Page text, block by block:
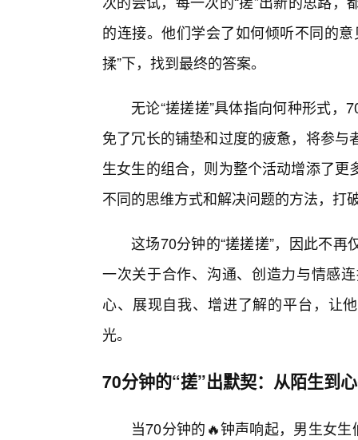
的连接。他们学会了如何倾听不同的
揉”下，找到最终的答案。
无论“搓搓搓”具体指向何种形式
免了冗长的铺垫和过度的疲惫，将参
生女生的组合，则为整个活动增添了
不同的思维方式和解决问题的方法，打
这场70分钟的“搓搓搓”，因此不
一次关于合作、沟通、创造力与情感
心、展现自我、增进了解的平台，让
光。
70分钟的“搓”出默契：从陌生到
当70分钟的🔥钟声响起，男生女